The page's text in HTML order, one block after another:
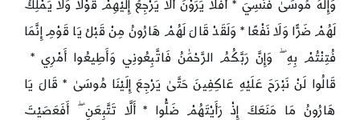
وَإِلَٰهُ مُوسَىٰ فَنَسِيَ * أَفَلَا يَرَوْنَ أَلَّا يَرْجِعُ إِلَيْهِمْ قَوْلًا وَلَا يَمْلِكُ
لَهُمْ ضَرًّا وَلَا نَفْعًا * وَلَقَدْ قَالَ لَهُمْ هَارُونُ مِنْ قَبْلُ يَا قَوْمِ إِنَّمَا
فُتِنْتُمْ بِهِ ۖ وَإِنَّ رَبَّكُمُ الرَّحْمَٰنُ فَاتَّبِعُونِي وَأَطِيعُوا أَمْرِي *
قَالُوا لَنْ نَبْرَحَ عَلَيْهِ عَاكِفِينَ حَتَّىٰ يَرْجِعَ إِلَيْنَا مُوسَىٰ * قَالَ يَا
هَارُونُ مَا مَنَعَكَ إِذْ رَأَيْتَهُمْ ضَلُّوا * أَلَّا تَتَّبِعَنِ ۖ أَفَعَصَيْتَ